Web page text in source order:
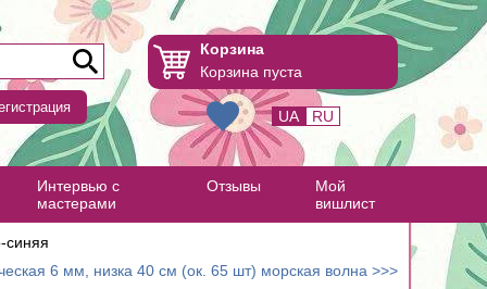
Корзина
Корзина пуста
UA RU
Интервью с
мастерами
Отзывы
Мой
вишлист
синяя
6 мм, низка 40 см (ок. 65 шт) морская волна >>>